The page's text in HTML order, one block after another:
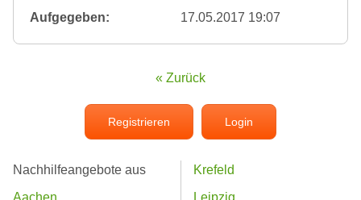
Aufgegeben:
17.05.2017 19:07
« Zurück
Registrieren Login
Nachhilfeangebote aus
Aachen
Krefeld
Leipzig